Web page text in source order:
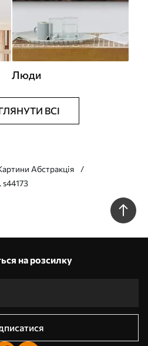
Люди
ВСІ
Абстракція
s44173
на розсилку